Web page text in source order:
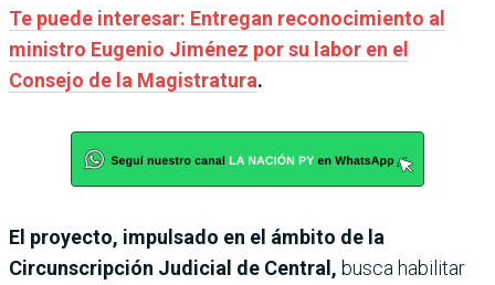
Te puede interesar: Entregan reconocimiento al
ministro Eugenio Jiménez por su labor en el
Consejo de la Magistratura.
El proyecto, impulsado en el ámbito de la
Circunscripción Judicial de Central, busca habilitar